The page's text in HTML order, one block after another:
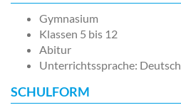
Gymnasium
Klassen 5 bis 12
Abitur
Unterrichtssprache: Deutsch
SCHULFORM